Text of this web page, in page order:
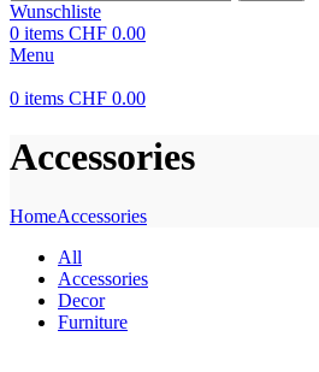
Wunschliste
0 items CHF 0.00
Menu
0 items CHF 0.00
Accessories
HomeAccessories
All
Accessories
Decor
Furniture